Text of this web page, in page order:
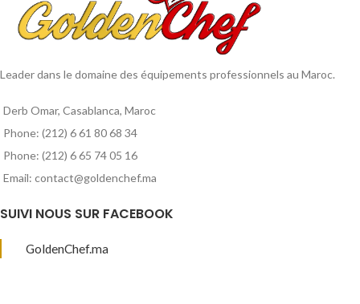
Leader dans le domaine des équipements professionnels au Maroc.
Derb Omar, Casablanca, Maroc
Phone: (212) 6 61 80 68 34
Phone: (212) 6 65 74 05 16
Email: contact@goldenchef.ma
SUIVI NOUS SUR FACEBOOK
GoldenChef.ma